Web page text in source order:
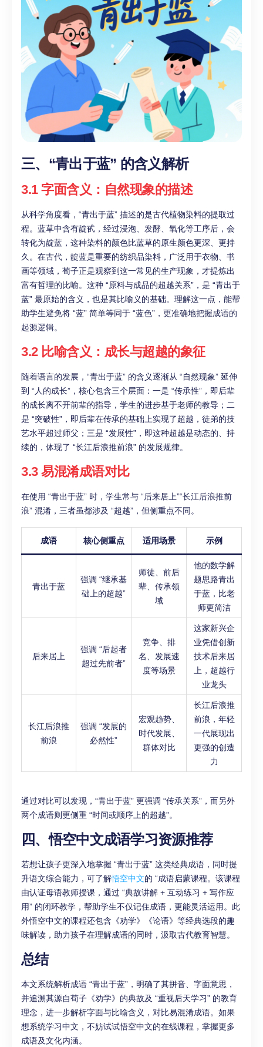
三、“青出于蓝” 的含义解析
3.1 字面含义：自然现象的描述
从科学角度看，“青出于蓝” 描述的是古代植物染料的提取过
程。蓝草中含有靛甙，经过浸泡、发酵、氧化等工序后，会
转化为靛蓝，这种染料的颜色比蓝草的原生颜色更深、更持
久。在古代，靛蓝是重要的纺织品染料，广泛用于衣物、书
画等领域，荀子正是观察到这一常见的生产现象，才提炼出
富有哲理的比喻。这种 “原料与成品的超越关系”，是 “青出于
蓝” 最原始的含义，也是其比喻义的基础。理解这一点，能帮
助学生避免将 “蓝” 简单等同于 “蓝色”，更准确地把握成语的
起源逻辑。
3.2 比喻含义：成长与超越的象征
随着语言的发展，“青出于蓝” 的含义逐渐从 “自然现象” 延伸
到 “人的成长”，核心包含三个层面：一是 “传承性”，即后辈
的成长离不开前辈的指导，学生的进步基于老师的教导；二
是 “突破性”，即后辈在传承的基础上实现了超越，徒弟的技
艺水平超过师父；三是 “发展性”，即这种超越是动态的、持
续的，体现了 “长江后浪推前浪” 的发展规律。
3.3 易混淆成语对比
在使用 “青出于蓝” 时，学生常与 “后来居上”“长江后浪推前
浪” 混淆，三者虽都涉及 “超越”，但侧重点不同。
成语 核心侧重点 适用场景 示例
青出于蓝
强调 “继承基
础上的超越”
师徒、前后
辈、传承领
域
他的数学解
题思路青出
于蓝，比老
师更简洁
后来居上
强调 “后起者
超过先前者”
竞争、排
名、发展速
度等场景
这家新兴企
业凭借创新
技术后来居
上，超越行
业龙头
长江后浪推
前浪
强调 “发展的
必然性”
宏观趋势、
时代发展、
群体对比
长江后浪推
前浪，年轻
一代展现出
更强的创造
力
通过对比可以发现，“青出于蓝” 更强调 “传承关系”，而另外
两个成语则更侧重 “时间或顺序上的超越”。
四、悟空中文成语学习资源推荐
若想让孩子更深入地掌握 “青出于蓝” 这类经典成语，同时提
升语文综合能力，可了解悟空中文的 “成语启蒙课程。该课程
由认证母语教师授课，通过 “典故讲解 + 互动练习 + 写作应
用” 的闭环教学，帮助学生不仅记住成语，更能灵活运用。此
外悟空中文的课程还包含《劝学》《论语》等经典选段的趣
味解读，助力孩子在理解成语的同时，汲取古代教育智慧。
总结
本文系统解析成语 “青出于蓝”，明确了其拼音、字面意思，
并追溯其源自荀子《劝学》的典故及 “重视后天学习” 的教育
理念，进一步解析字面与比喻含义，对比易混淆成语。如果
想系统学习中文，不妨试试悟空中文的在线课程，掌握更多
成语及文化内涵。